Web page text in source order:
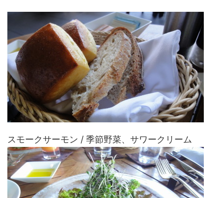
スモークサーモン / 季節野菜、サワークリーム